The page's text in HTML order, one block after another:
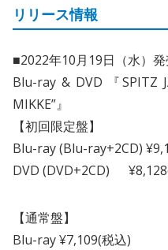
リリース情報
■2022年10月19日（水）発
Blu-ray & DVD 『SPITZ
MIKKE”』
【初回限定盤】
Blu-ray (Blu-ray+2CD)
DVD (DVD+2CD)
【通常盤】
Blu-ray ¥7,109(税込)